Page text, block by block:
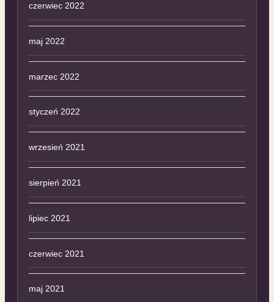
czerwiec 2022
maj 2022
marzec 2022
styczeń 2022
wrzesień 2021
sierpień 2021
lipiec 2021
czerwiec 2021
maj 2021